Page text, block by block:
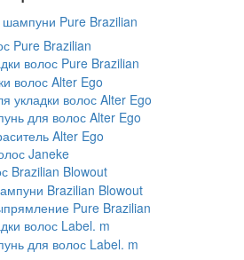
Pure Brazilian
Pure Brazilian
волос Pure Brazilian
волос Alter Ego
укладки волос Alter Ego
для волос Alter Ego
Alter Ego
Janeke
Brazilian Blowout
Brazilian Blowout
Pure Brazilian
волос Label. m
для волос Label. m